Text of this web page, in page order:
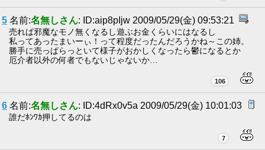
5 名前:名無しさん: ID:aip8pIjw 2009/05/29(金) 09:53:21
売れば邪魔なモノ無くなるし遊ぶお金くらいにはなるし
私ってあったまいーぃ！って程度だったんだろうかね～この姉。
勝手に売っぱらっといて様子がおかしくなったら鬱になるとか
厄介者以外の何者でもないじゃないか…
106
6 名前:名無しさん: ID:4dRx0v5a 2009/05/29(金) 10:01:03
誰だﾎﾝﾜｶ押してるのは
7